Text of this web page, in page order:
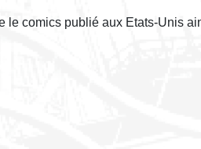
comics publié aux Etats-Unis